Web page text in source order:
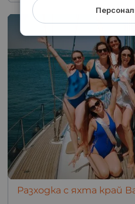
Разходка с яхта край